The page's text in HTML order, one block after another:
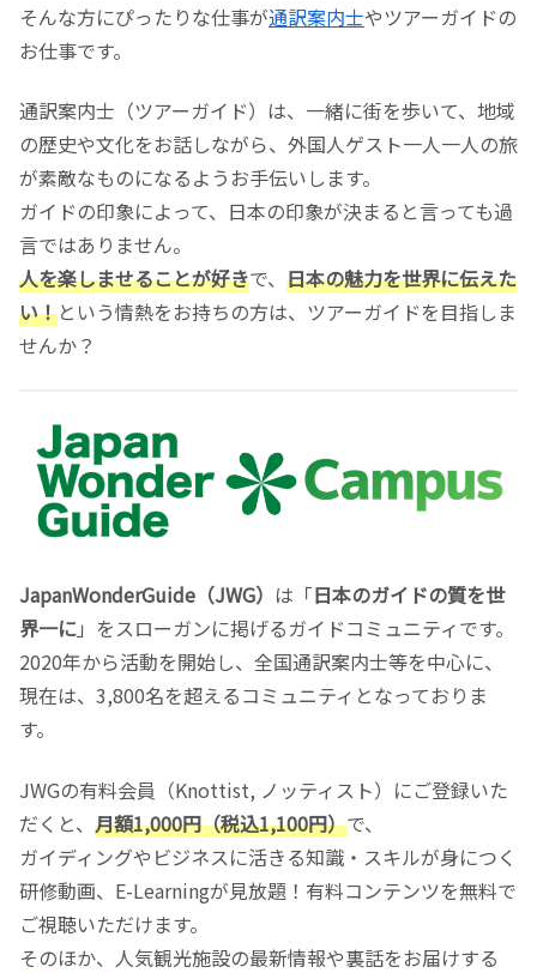
そんな方にぴったりな仕事が通訳案内士やツアーガイドの
お仕事です。
通訳案内士（ツアーガイド）は、一緒に街を歩いて、地域
の歴史や文化をお話しながら、外国人ゲスト一人一人の旅
が素敵なものになるようお手伝いします。
ガイドの印象によって、日本の印象が決まると言っても過
言ではありません。
人を楽しませることが好きで、 日本の魅力を世界に伝えた
い！という情熱をお持ちの方は、ツアーガイドを目指しま
せんか？
JapanWonderGuide（JWG） は「日本のガイドの質を世
界一に」をスローガンに掲げるガイドコミュニティです。
2020年から活動を開始し、全国通訳案内士等を中心に、
現在は、3,800名を超えるコミュニティとなっておりま
す。
JWGの有料会員（Knottist, ノッティスト）にご登録いた
だくと、 月額1,000円（税込1,100円）で、
ガイディングやビジネスに活きる知識・スキルが身につく
研修動画、E-Learningが見放題！有料コンテンツを無料で
ご視聴いただけます。
そのほか、人気観光施設の最新情報や裏話をお届けする